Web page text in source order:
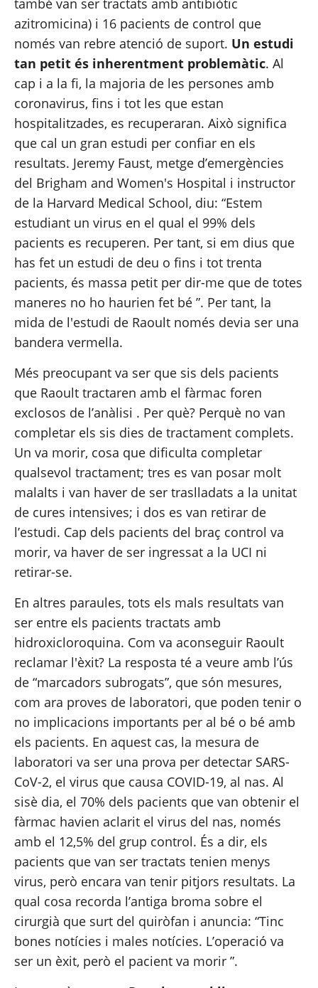
també van ser tractats amb antibiòtic
azitromicina) i 16 pacients de control que
només van rebre atenció de suport. Un estudi
tan petit és inherentment problemàtic. Al
cap i a la fi, la majoria de les persones amb
coronavirus, fins i tot les que estan
hospitalitzades, es recuperaran. Això significa
que cal un gran estudi per confiar en els
resultats. Jeremy Faust, metge d’emergències
del Brigham and Women's Hospital i instructor
de la Harvard Medical School, diu: “Estem
estudiant un virus en el qual el 99% dels
pacients es recuperen. Per tant, si em dius que
has fet un estudi de deu o fins i tot trenta
pacients, és massa petit per dir-me que de totes
maneres no ho haurien fet bé ”. Per tant, la
mida de l'estudi de Raoult només devia ser una
bandera vermella.
Més preocupant va ser que sis dels pacients
exclosos de l’anàlisi . Per què? Perquè no van
completar els sis dies de tractament complets.
Un va morir, cosa que dificulta completar
qualsevol tractament; tres es van posar molt
malalts i van haver de ser traslladats a la unitat
de cures intensives; i dos es van retirar de
l’estudi. Cap dels pacients del braç control va
morir, va haver de ser ingressat a la UCI ni
retirar-se.
En altres paraules, tots els mals resultats van
ser entre els pacients tractats amb
hidroxicloroquina. Com va aconseguir Raoult
reclamar l'èxit? La resposta té a veure amb l’ús
de “marcadors subrogats”, que són mesures,
com ara proves de laboratori, que poden tenir o
no implicacions importants per al bé o bé amb
els pacients. En aquest cas, la mesura de
laboratori va ser una prova per detectar SARS-
CoV-2, el virus que causa COVID-19, al nas. Al
sisè dia, el 70% dels pacients que van obtenir el
fàrmac havien aclarit el virus del nas, només
amb el 12,5% del grup control. És a dir, els
pacients que van ser tractats tenien menys
virus, però encara van tenir pitjors resultats. La
qual cosa recorda l’antiga broma sobre el
cirurgià que surt del quiròfan i anuncia: “Tinc
bones notícies i males notícies. L’operació va
ser un èxit, però el pacient va morir ”.